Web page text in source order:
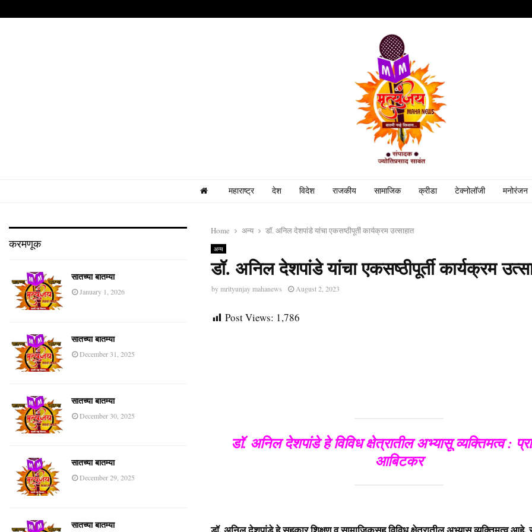
महाराष्ट्र देश विदेश राजकीय सामाजिक क्रीडा टेक्नोलॉजी मनोरंजन
Home अन्य डॉ. अनिल देशपांडे यांचा एकसष्ठीपूर्ती कार्यक्रम उत्साहात
अन्य
डॉ. अनिल देशपांडे यांचा एकसष्ठीपूर्ती कार्यक्रम
bymrityunjay mahanews August 2, 2023
Post Views: 1,786
डॉ. अनिल देशपांडे हे विविध क्षेत्रातील अभ्यासू व्यक्तिमत्व :
आबिटकर
करमणूक
सातच्या बातम्या
January 1, 2026
सातच्या बातम्या
December 31, 2025
सातच्या बातम्या
December 30, 2025
सातच्या बातम्या
December 29, 2025
सातच्या बातम्या